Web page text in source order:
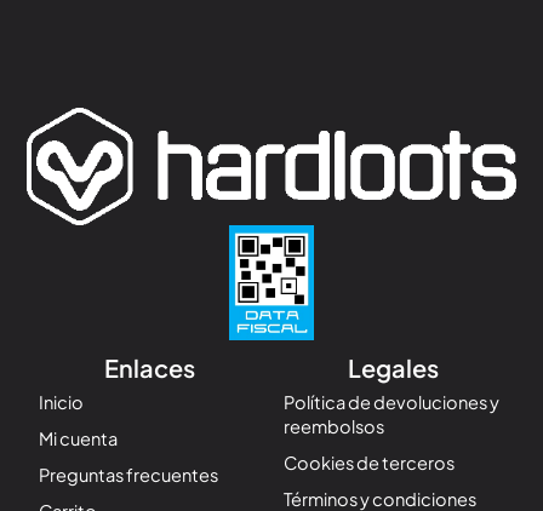
Enlaces
Inicio
Mi cuenta
Preguntas frecuentes
Legales
Política de devoluciones y
reembolsos
Cookies de terceros
Términos y condiciones